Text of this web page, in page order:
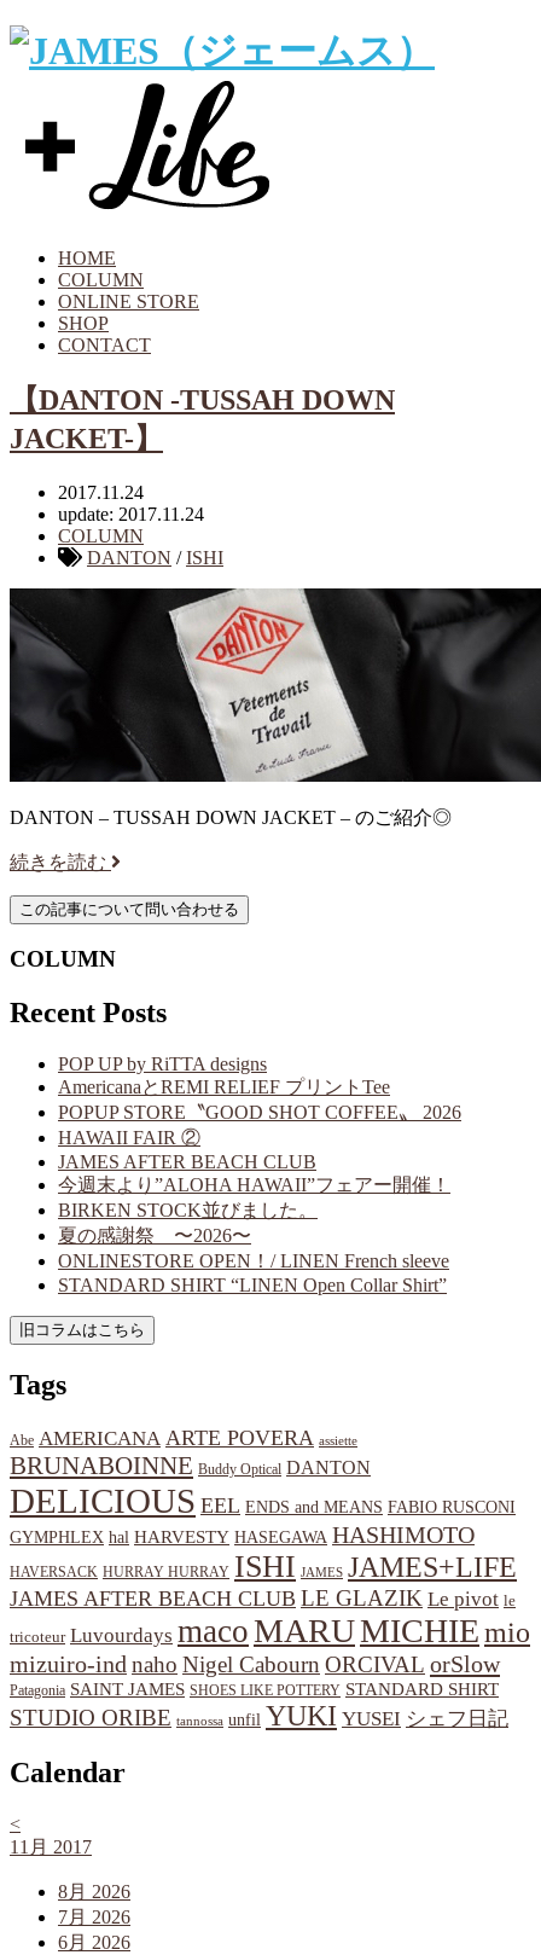
HOME
COLUMN
ONLINE STORE
SHOP
CONTACT
【DANTON -TUSSAH DOWN
JACKET-】
2017.11.24
update: 2017.11.24
COLUMN
DANTON /ISHI
DANTON – TUSSAH DOWN JACKET – のご紹介◎
続きを読む
COLUMN
Recent Posts
POP UP by RiTTA designs
AmericanaとREMI RELIEF プリントTee
POPUP STORE〝GOOD SHOT COFFEE〟 2026
HAWAII FAIR ②
JAMES AFTER BEACH CLUB
今週末より”ALOHA HAWAII”フェアー開催！
BIRKEN STOCK並びました。
夏の感謝祭 〜2026〜
ONLINESTORE OPEN！/ LINEN French sleeve
STANDARD SHIRT “LINEN Open Collar Shirt”
Tags
Abe AMERICANA ARTE POVERA assiette
BRUNABOINNE Buddy Optical DANTON
DELICIOUS EEL ENDS and MEANS FABIO RUSCONI
GYMPHLEX hal HARVESTY HASEGAWA HASHIMOTO
HAVERSACK HURRAY HURRAY ISHI JAMES JAMES+LIFE
JAMES AFTER BEACH CLUB LE GLAZIK Le pivot le
tricoteur Luvourdays macoMARUMICHIEmio
mizuiro-ind naho Nigel Cabourn ORCIVAL orSlow
Patagonia SAINT JAMES SHOES LIKE POTTERY STANDARD SHIRT
STUDIO ORIBE tannossa unfil YUKI YUSEI シェフ日記
Calendar
<
11月 2017
8月 2026
7月 2026
6月 2026